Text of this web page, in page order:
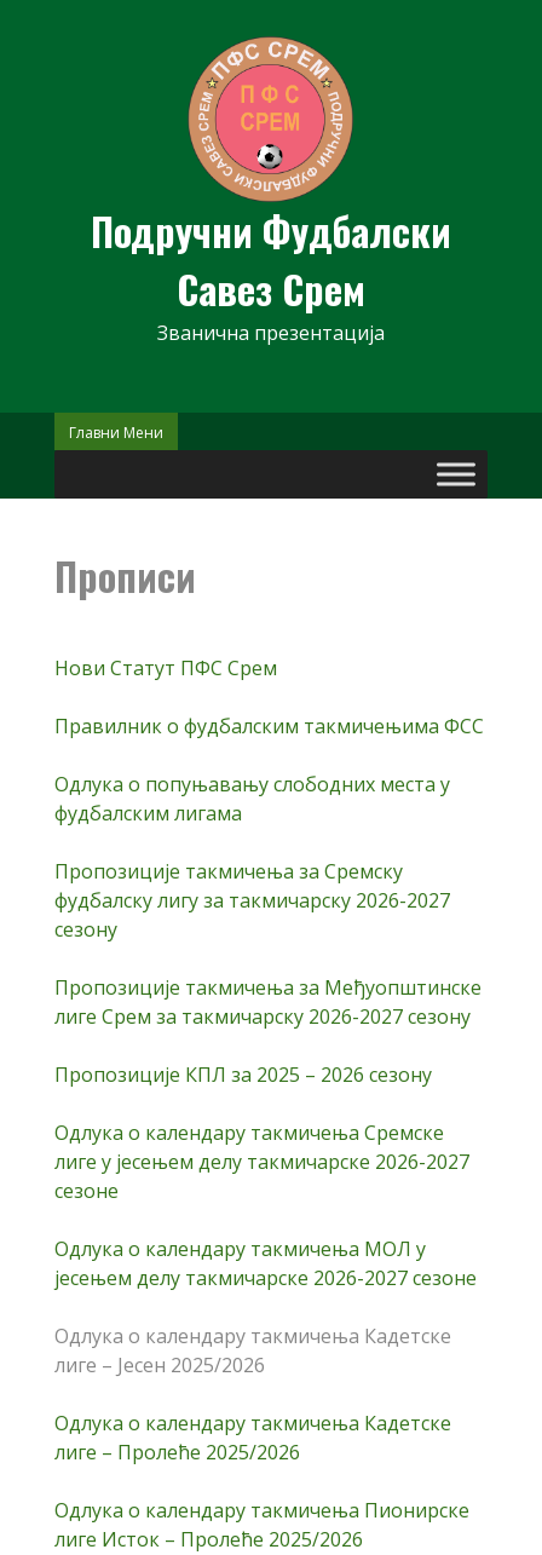
Подручни Фудбалски
Савез Срем
Званична презентација
Главни Мени
Прописи
Нови Статут ПФС Срем
Правилник о фудбалским такмичењима ФСС
Одлука о попуњавању слободних места у
фудбалским лигама
Пропозиције такмичења за Сремску
фудбалску лигу за такмичарску 2026-2027
сезону
Пропозиције такмичења за Међуопштинске
лиге Срем за такмичарску 2026-2027 сезону
Пропозиције КПЛ за 2025 – 2026 сезону
Одлука о календару такмичења Сремске
лиге у јесењем делу такмичарске 2026-2027
сезоне
Одлука о календару такмичења МОЛ у
јесењем делу такмичарске 2026-2027 сезоне
Одлука о календару такмичења Кадетске
лиге – Јесен 2025/2026
Одлука о календару такмичења Кадетске
лиге – Пролеће 2025/2026
Одлука о календару такмичења Пионирске
лиге Исток – Пролеће 2025/2026